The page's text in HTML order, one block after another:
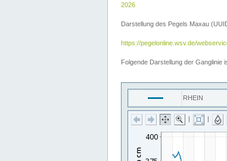
2026
Darstellung des Pegels Maxau
https://pegelonline.wsv.de/
Folgende Darstellung der Ganglinie